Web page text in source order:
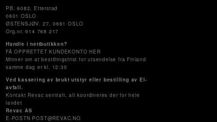
PB. 6082, Etterstad
0601 OSLO
ØSTENSJØV. 27, 0661 OSLO
Org.nr. 914 768 217
Handle i nettbutikken?
FÅ OPPRETTET KUNDEKONTO HER
Minner om at bestillingsfrist for utsendelse fra Finland
samme dag er kl. 12:30
Ved kassering av brukt utstyr eller bestilling av El-
avfall.
Kontakt Revac sentralt, alt koordineres der for hele
landet
Revac AS
E-POSTN POST@REVAC.NO